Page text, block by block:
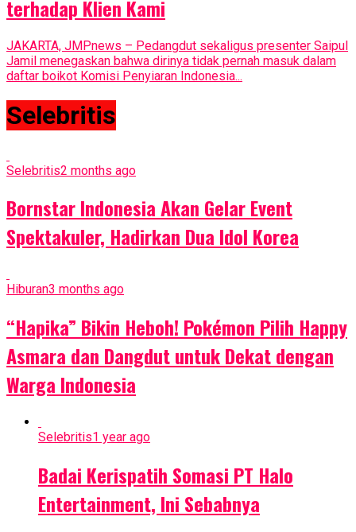
terhadap Klien Kami
JAKARTA, JMPnews – Pedangdut sekaligus presenter Saipul
Jamil menegaskan bahwa dirinya tidak pernah masuk dalam
daftar boikot Komisi Penyiaran Indonesia...
Selebritis
Selebritis2 months ago
Bornstar Indonesia Akan Gelar Event
Spektakuler, Hadirkan Dua Idol Korea
Hiburan3 months ago
“Hapika” Bikin Heboh! Pokémon Pilih Happy
Asmara dan Dangdut untuk Dekat dengan
Warga Indonesia
Selebritis1 year ago
Badai Kerispatih Somasi PT Halo
Entertainment, Ini Sebabnya